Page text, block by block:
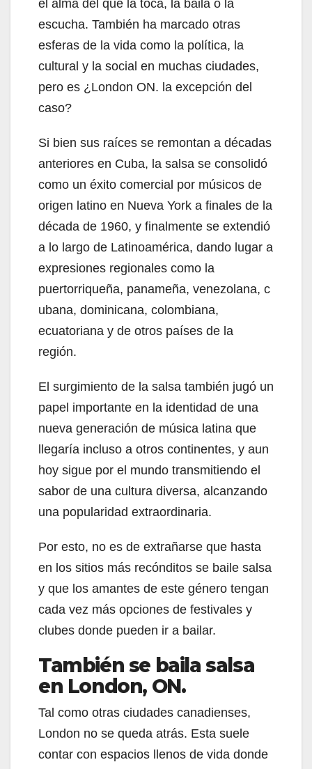
el alma del que la toca, la baila o la
escucha. También ha marcado otras
esferas de la vida como la política, la
cultural y la social en muchas ciudades,
pero es ¿London ON. la excepción del
caso?
Si bien sus raíces se remontan a décadas
anteriores en Cuba, la salsa se consolidó
como un éxito comercial por músicos de
origen latino en Nueva York a finales de la
década de 1960, y finalmente se extendió
a lo largo de Latinoamérica, dando lugar a
expresiones regionales como la
puertorriqueña, panameña, venezolana, c
ubana, dominicana, colombiana,
ecuatoriana y de otros países de la
región.
El surgimiento de la salsa también jugó un
papel importante en la identidad de una
nueva generación de música latina que
llegaría incluso a otros continentes, y aun
hoy sigue por el mundo transmitiendo el
sabor de una cultura diversa, alcanzando
una popularidad extraordinaria.
Por esto, no es de extrañarse que hasta
en los sitios más recónditos se baile salsa
y que los amantes de este género tengan
cada vez más opciones de festivales y
clubes donde pueden ir a bailar.
También se baila salsa
en London, ON.
Tal como otras ciudades canadienses,
London no se queda atrás. Esta suele
contar con espacios llenos de vida donde